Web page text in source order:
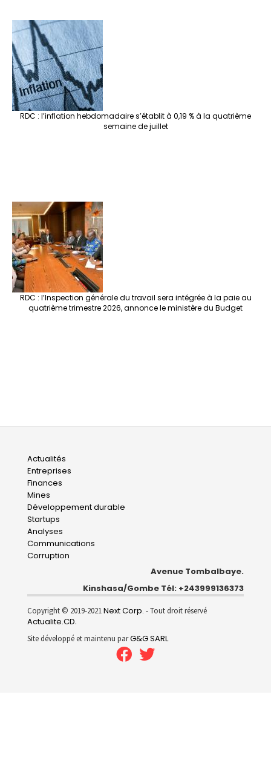
RDC : l’inflation hebdomadaire s’établit à 0,19 % à la quatrième
semaine de juillet
RDC : l’Inspection générale du travail sera intégrée à la paie au
quatrième trimestre 2026, annonce le ministère du Budget
Main
navigation
Actualités
Entreprises
Finances
Mines
Développement durable
Startups
Analyses
Communications
Corruption
Avenue Tombalbaye.
Kinshasa/Gombe Tél: +243999136373
Copyright © 2019-2021Next Corp. - Tout droit réservé
Actualite.CD.
Site développé et maintenu parG&G SARL